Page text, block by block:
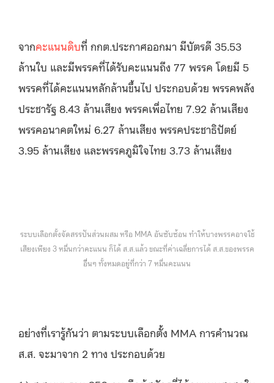
จากคะแนนดิบที่ กกต.ประกาศออกมา มีบัตรดี 35.53
ล้านใบ และมีพรรคที่ได้รับคะแนนถึง 77 พรรค โดยมี 5
พรรคที่ได้คะแนนหลักล้านขึ้นไป ประกอบด้วย พรรคพลัง
ประชารัฐ 8.43 ล้านเสียง พรรคเพื่อไทย 7.92 ล้านเสียง
พรรคอนาคตใหม่ 6.27 ล้านเสียง พรรคประชาธิปัตย์
3.95 ล้านเสียง และพรรคภูมิใจไทย 3.73 ล้านเสียง
ระบบเลือกตั้งจัดสรรปันส่วนผสม หรือ MMA อันซับซ้อน ทำให้บางพรรคอาจใช้
เสียงเพียง 3 หมื่นกว่าคะแนน ก็ได้ ส.ส.แล้ว ขณะที่ค่าเฉลี่ยการได้ ส.ส.ของพรรค
อื่ื่นๆ ทั้งหมดอยู่ที่กว่า 7 หมื่นคะแนน
อย่างที่เรารู้กันว่า ตามระบบเลือกตั้ง MMA การคำนวณ
ส.ส. จะมาจาก 2 ทาง ประกอบด้วย